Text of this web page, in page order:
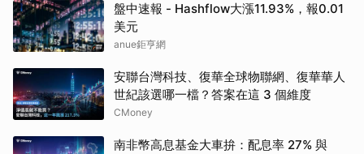
盤中速報 - Hashflow大漲11.93%，報0.01
美元
anue鉅亨網
安聯台灣科技、復華全球物聯網、復華華人
世紀該選哪一檔？答案在這 3 個維度
CMoney
南非幣高息基金大車拚：配息率 27% 與